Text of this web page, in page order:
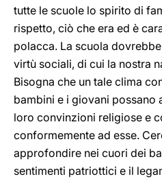
tutte le scuole lo spirito di
rispetto, ciò che era ed è
polacca. La scuola
virtù sociali, di cui la nostra
Bisogna che un tale clima
bambini e i giovani possano
loro convinzioni religiose e
conformemente ad esse.
approfondire nei cuori dei
sentimenti patriottici e il